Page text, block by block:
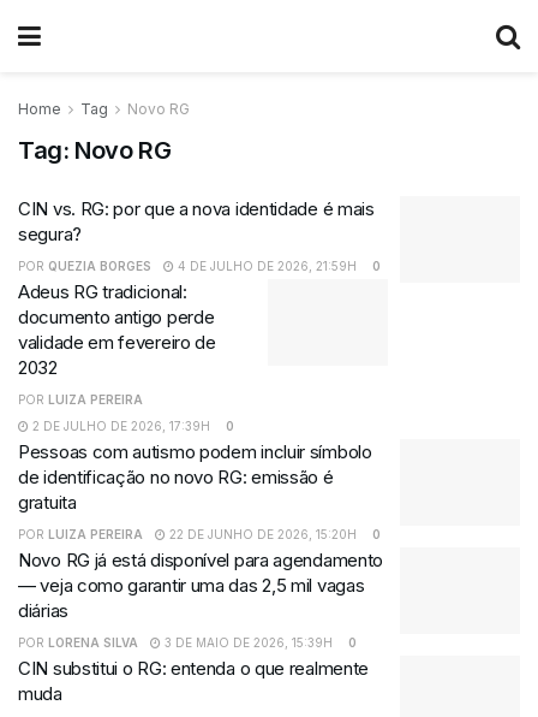
Home Tag Novo RG
Tag: Novo RG
CIN vs. RG: por que a nova identidade é mais
segura?
POR QUEZIA BORGES 4 DE JULHO DE 2026, 21:59H 0
Adeus RG tradicional:
documento antigo perde
validade em fevereiro de
2032
POR LUIZA PEREIRA
2 DE JULHO DE 2026, 17:39H
0
Pessoas com autismo podem incluir símbolo
de identificação no novo RG: emissão é
gratuita
POR LUIZA PEREIRA 22 DE JUNHO DE 2026, 15:20H 0
Novo RG já está disponível para agendamento
— veja como garantir uma das 2,5 mil vagas
diárias
POR LORENA SILVA 3 DE MAIO DE 2026, 15:39H 0
CIN substitui o RG: entenda o que realmente
muda